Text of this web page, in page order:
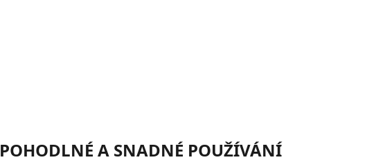
POHODLNÉ A SNADNÉ POUŽÍVÁNÍ